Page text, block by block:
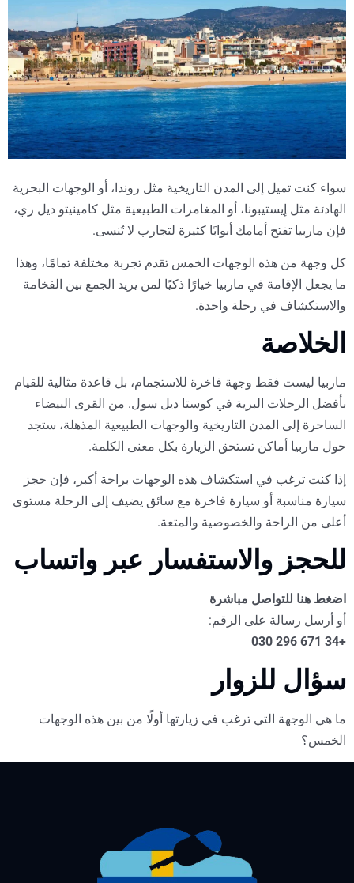
سواء كنت تميل إلى المدن التاريخية مثل روندا، أو الوجهات البحرية
الهادئة مثل إيستيبونا، أو المغامرات الطبيعية مثل كامينيتو ديل ري،
فإن ماربيا تفتح أمامك أبوابًا كثيرة لتجارب لا تُنسى.
كل وجهة من هذه الوجهات الخمس تقدم تجربة مختلفة تمامًا، وهذا
ما يجعل الإقامة في ماربيا خيارًا ذكيًا لمن يريد الجمع بين الفخامة
والاستكشاف في رحلة واحدة.
الخلاصة
ماربيا ليست فقط وجهة فاخرة للاستجمام، بل قاعدة مثالية للقيام
بأفضل الرحلات البرية في كوستا ديل سول. من القرى البيضاء
الساحرة إلى المدن التاريخية والوجهات الطبيعية المذهلة، ستجد
حول ماربيا أماكن تستحق الزيارة بكل معنى الكلمة.
إذا كنت ترغب في استكشاف هذه الوجهات براحة أكبر، فإن حجز
سيارة مناسبة أو سيارة فاخرة مع سائق يضيف إلى الرحلة مستوى
أعلى من الراحة والخصوصية والمتعة.
للحجز والاستفسار عبر واتساب
اضغط هنا للتواصل مباشرة
أو أرسل رسالة على الرقم:
+34 671 296 030
سؤال للزوار
ما هي الوجهة التي ترغب في زيارتها أولًا من بين هذه الوجهات
الخمس؟